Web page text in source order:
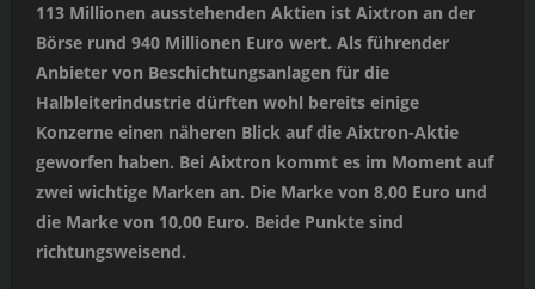
113 Millionen ausstehenden Aktien ist Aixtron an der
Börse rund 940 Millionen Euro wert. Als führender
Anbieter von Beschichtungsanlagen für die
Halbleiterindustrie dürften wohl bereits einige
Konzerne einen näheren Blick auf die Aixtron-Aktie
geworfen haben. Bei Aixtron kommt es im Moment auf
zwei wichtige Marken an. Die Marke von 8,00 Euro und
die Marke von 10,00 Euro. Beide Punkte sind
richtungsweisend.